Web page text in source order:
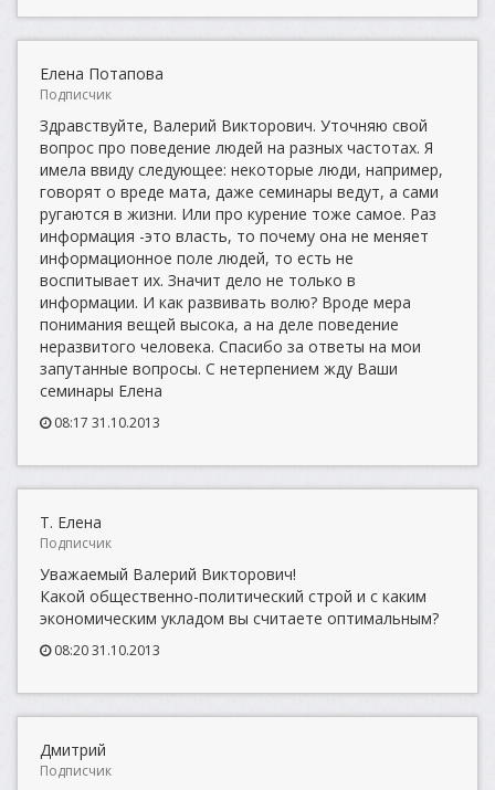
Елена Потапова
Подписчик
Здравствуйте, Валерий Викторович. Уточняю свой
вопрос про поведение людей на разных частотах. Я
имела ввиду следующее: некоторые люди, например,
говорят о вреде мата, даже семинары ведут, а сами
ругаются в жизни. Или про курение тоже самое. Раз
информация -это власть, то почему она не меняет
информационное поле людей, то есть не
воспитывает их. Значит дело не только в
информации. И как развивать волю? Вроде мера
понимания вещей высока, а на деле поведение
неразвитого человека. Спасибо за ответы на мои
запутанные вопросы. С нетерпением жду Ваши
семинары Елена
08:17 31.10.2013
Т. Елена
Подписчик
Уважаемый Валерий Викторович!
Какой общественно-политический строй и с каким
экономическим укладом вы считаете оптимальным?
08:20 31.10.2013
Дмитрий
Подписчик